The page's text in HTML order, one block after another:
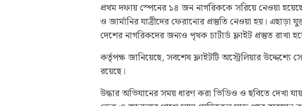
প্রথম দফায় স্পেনের ১৪ জন নাগরিককে সরিয়ে নেওয়া
ও জার্মানির যাত্রীদের ফেরানোর প্রস্তুতি নেওয়া হয়। এছাড়া
দেশের নাগরিকদের জন্যও পৃথক চার্টার্ড ফ্লাইট প্রস্তুত রাখা
কর্তৃপক্ষ জানিয়েছে, সবশেষ ফ্লাইটটি অস্ট্রেলিয়ার উদ্দেশ্যে
রয়েছে।
উদ্ধার অভিযানের সময় ধারণ করা ভিডিও ও ছবিতে দেখা